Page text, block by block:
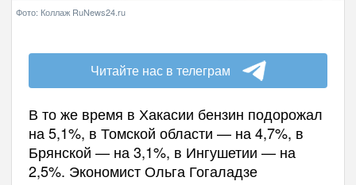
Фото: Коллаж RuNews24.ru
Читайте нас в телеграм
В то же время в Хакасии бензин подорожал
на 5,1%, в Томской области — на 4,7%, в
Брянской — на 3,1%, в Ингушетии — на
2,5%. Экономист Ольга Гогаладзе